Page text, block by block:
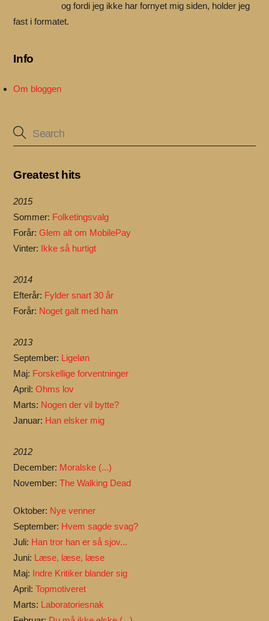
og fordi jeg ikke har fornyet mig siden, holder jeg
fast i formatet.
Info
Om bloggen
Greatest hits
2015
Sommer: Folketingsvalg
Forår:Glem alt om MobilePay
Vinter: Ikke så hurtigt
2014
Efterår: Fylder snart 30 år
Forår: Noget galt med ham
2013
September: Ligeløn
Maj: Forskellige forventninger
April:Ohms lov
Marts: Nogen der vil bytte?
Januar: Han elsker mig
2012
December: Moralske (...)
November:The Walking Dead
Oktober: Nye venner
September: Hvem sagde svag?
Juli: Han tror han er så sjov...
Juni: Læse, læse, læse
Maj: Indre Kritiker blander sig
April:Topmotiveret
Marts: Laboratoriesnak